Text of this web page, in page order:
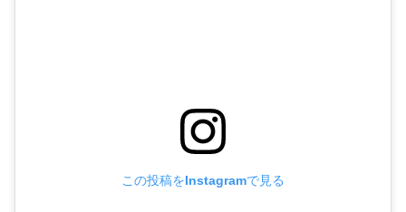
この投稿をInstagramで見る